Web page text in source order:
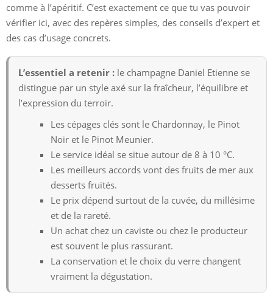
comme à l’apéritif. C’est exactement ce que tu vas pouvoir
vérifier ici, avec des repères simples, des conseils d’expert et
des cas d’usage concrets.
L’essentiel a retenir : le champagne Daniel Etienne se
distingue par un style axé sur la fraîcheur, l’équilibre et
l’expression du terroir.
Les cépages clés sont le Chardonnay, le Pinot
Noir et le Pinot Meunier.
Le service idéal se situe autour de 8 à 10 °C.
Les meilleurs accords vont des fruits de mer aux
desserts fruités.
Le prix dépend surtout de la cuvée, du millésime
et de la rareté.
Un achat chez un caviste ou chez le producteur
est souvent le plus rassurant.
La conservation et le choix du verre changent
vraiment la dégustation.